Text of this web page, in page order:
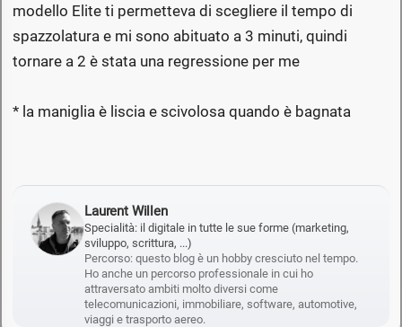
modello Elite ti permetteva di scegliere il tempo di
spazzolatura e mi sono abituato a 3 minuti, quindi
tornare a 2 è stata una regressione per me
* la maniglia è liscia e scivolosa quando è bagnata
Laurent Willen
Specialità: il digitale in tutte le sue forme (marketing,
sviluppo, scrittura, ...)
Percorso: questo blog è un hobby cresciuto nel tempo.
Ho anche un percorso professionale in cui ho
attraversato ambiti molto diversi come
telecomunicazioni, immobiliare, software, automotive,
viaggi e trasporto aereo.